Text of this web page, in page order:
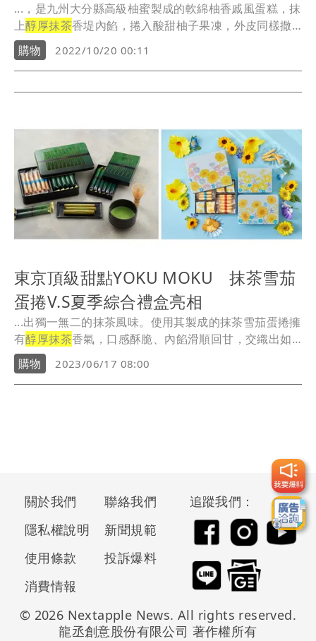
...，是九州大分縣高級柚蜜製成的軟綿柚香戚風蛋糕，抹
上醇厚抹茶香堤內餡，捲入酸甜柚子果凍，外皮同樣撒
滿宇...
購物 2022/10/20 00:11
東京頂級甜點YOKU MOKU 抹茶雪茄
蛋捲V.S夏季綜合禮盒亮相
...出獨一無二的抹茶風味。使用其製成的抹茶雪茄蛋捲擁
有醇厚抹茶香氣，口感酥脆、內餡滑順回甘，交織出如
初夏...
購物 2023/06/17 08:00
關於我們
聯絡我們
隱私權說明
新聞規範
使用條款
投訴爆料
消費情報
追蹤我們：
© 2026 Nextapple News. All rights reserved.
龍丞創意股份有限公司 著作權所有